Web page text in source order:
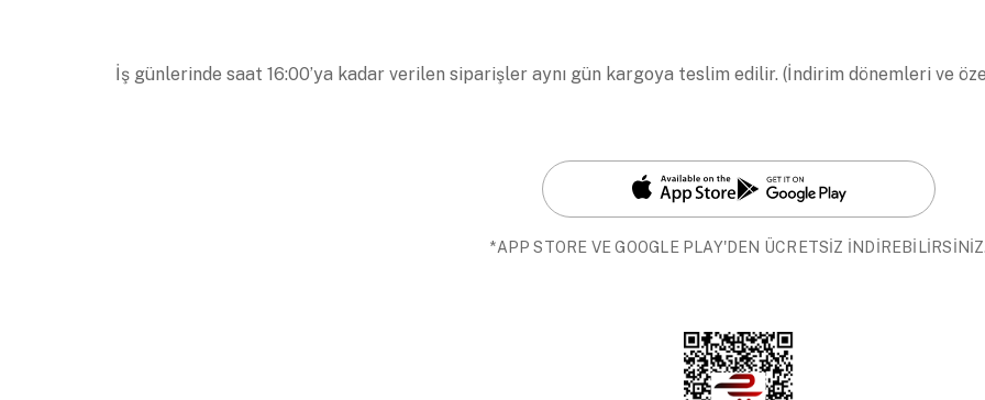
İş günlerinde saat 16:00’ya kadar verilen siparişler aynı gün kargoya teslim edilir. (İndirim dönemleri ve
*APP STORE VE GOOGLE PLAY'DEN ÜCRETSİZ İNDİREBİLİRSİNİZ.